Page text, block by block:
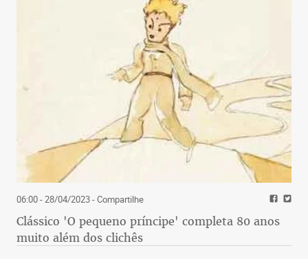
06:00 - 28/04/2023- Compartilhe
Clássico 'O pequeno príncipe' completa 80 anos
muito além dos clichês